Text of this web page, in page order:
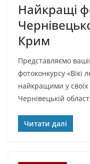
Найкращі
Крим
Представляємо
фотоконкурсу «Вікі
найкращими у своїх
Чернівецькій
Читати далі